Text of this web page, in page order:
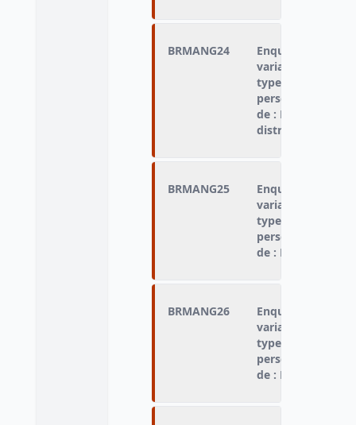
BRMANG24
Enquêté qui n'a
variable « type
type
personne n'a pas
de : Ne voulait
distribution de
BRMANG25
Enquêté qui n'a
variable « type
type
personne n'a pas
de : Pas assez
BRMANG26
Enquêté qui n'a
variable « type
type
personne n'a pas
de : N’avait pas